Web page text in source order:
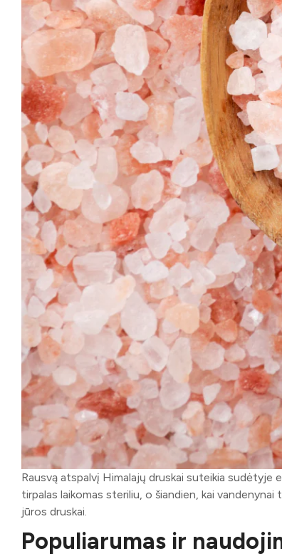
Rausvą atspalvį Himalajų druskai suteikia sudėtyje
tirpalas laikomas steriliu, o šiandien, kai
jūros druskai.
Populiarumas ir